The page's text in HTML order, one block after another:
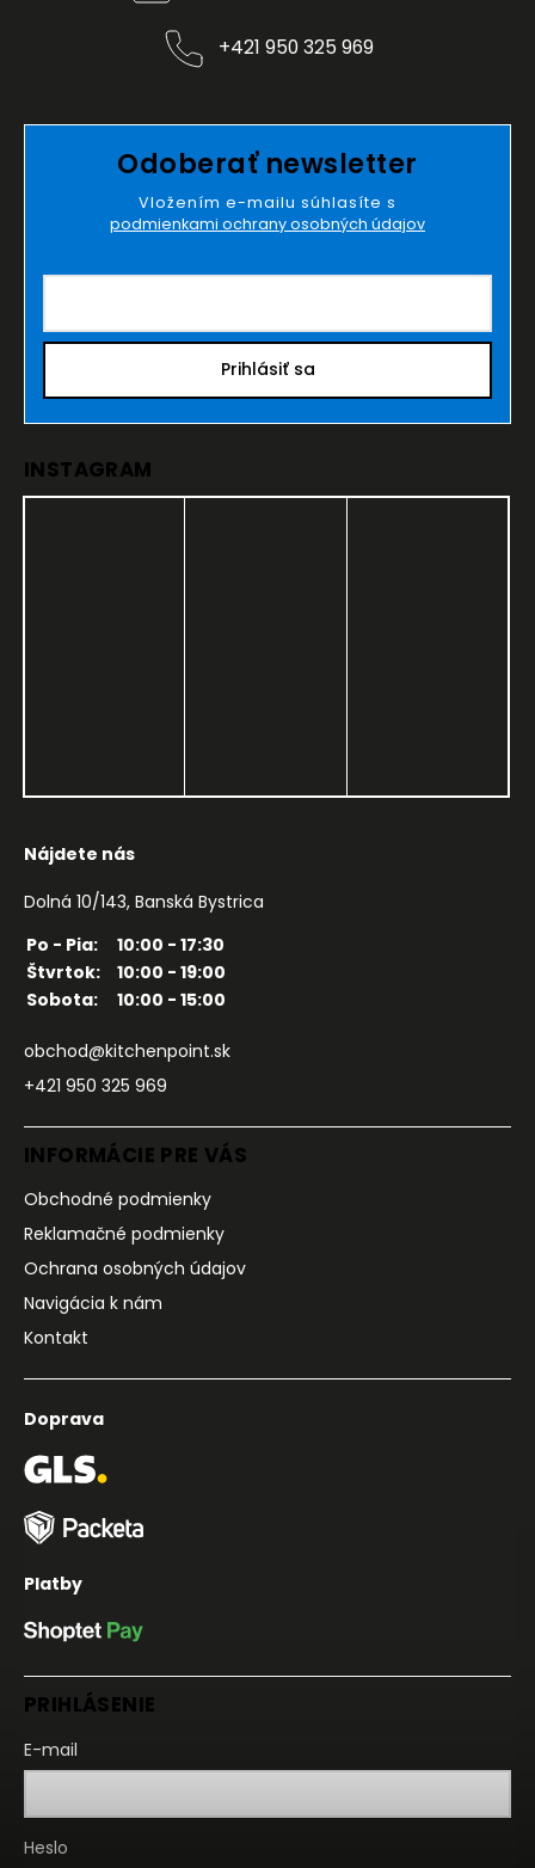
+421 950 325 969
Odoberať newsletter
Vložením e-mailu súhlasíte s
podmienkami ochrany osobných údajov
Prihlásiť sa
INSTAGRAM
Nájdete nás
Dolná 10/143, Banská Bystrica
Po - Pia:
10:00 - 17:30
Štvrtok:
10:00 - 19:00
Sobota:
10:00 - 15:00
obchod@kitchenpoint.sk
+421 950 325 969
INFORMÁCIE PRE VÁS
Obchodné podmienky
Reklamačné podmienky
Ochrana osobných údajov
Navigácia k nám
Kontakt
Doprava
Platby
PRIHLÁSENIE
E-mail
Heslo